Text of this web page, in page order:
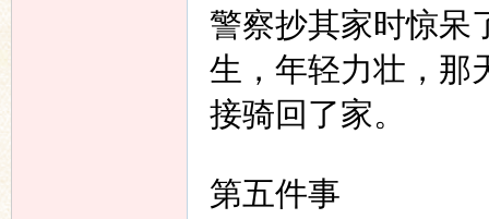
警察抄其家时惊呆
生，年轻力壮，那
接骑回了家。
第五件事